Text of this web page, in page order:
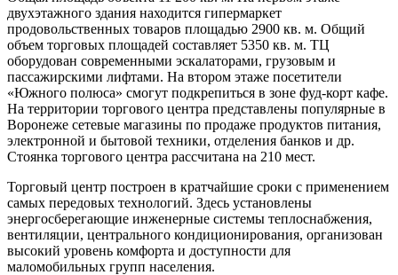
двухэтажного здания находится гипермаркет
продовольственных товаров площадью 2900 кв. м. Общий
объем торговых площадей составляет 5350 кв. м. ТЦ
оборудован современными эскалаторами, грузовым и
пассажирскими лифтами. На втором этаже посетители
«Южного полюса» смогут подкрепиться в зоне фуд-корт кафе.
На территории торгового центра представлены популярные в
Воронеже сетевые магазины по продаже продуктов питания,
электронной и бытовой техники, отделения банков и др.
Стоянка торгового центра рассчитана на 210 мест.
Торговый центр построен в кратчайшие сроки с применением
самых передовых технологий. Здесь установлены
энергосберегающие инженерные системы теплоснабжения,
вентиляции, центрального кондиционирования, организован
высокий уровень комфорта и доступности для
маломобильных групп населения.